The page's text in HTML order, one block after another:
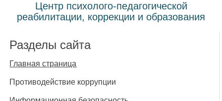
Центр психолого-педагогической
реабилитации, коррекции и образования
Разделы сайта
Главная страница
Противодействие коррупции